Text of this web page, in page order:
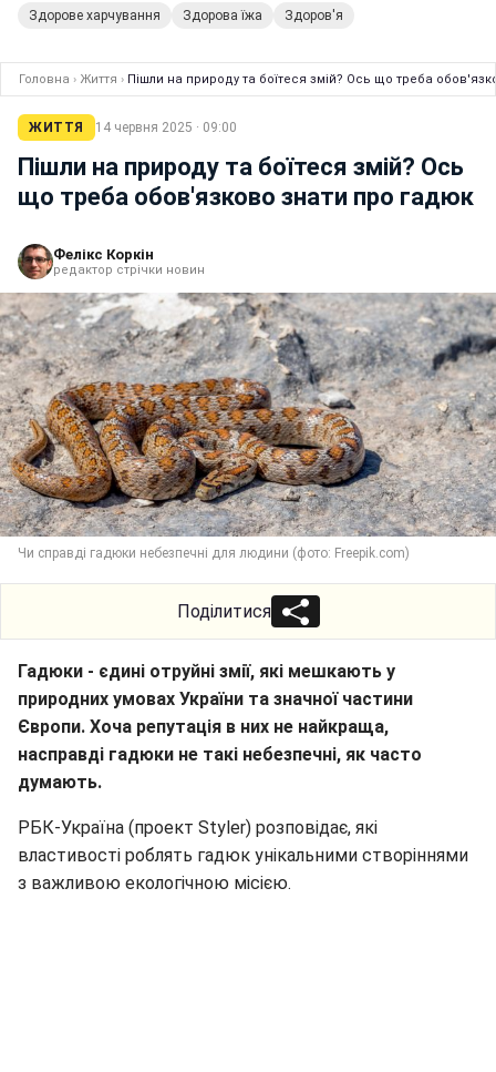
Здорове харчування Здорова їжа Здоров'я
Головна › Життя › Пішли на природу та боїтеся змій? Ось що треба
ЖИТТЯ 14 червня 2025 · 09:00
Пішли на природу та боїтеся змій? Ось
що треба обов'язково знати про гадюк
Фелікс Коркін
редактор стрічки новин
Чи справді гадюки небезпечні для людини (фото: Freepik.com)
Поділитися
Гадюки - єдині отруйні змії, які мешкають у
природних умовах України та значної частини
Європи. Хоча репутація в них не найкраща,
насправді гадюки не такі небезпечні, як часто
думають.
РБК-Україна (проект Styler) розповідає, які
властивості роблять гадюк унікальними створіннями
з важливою екологічною місією.